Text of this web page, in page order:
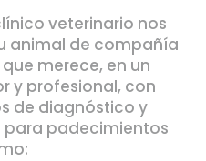
veterinario nos
animal de compañía
merece, en un
y profesional, con
de diagnóstico y
padecimientos